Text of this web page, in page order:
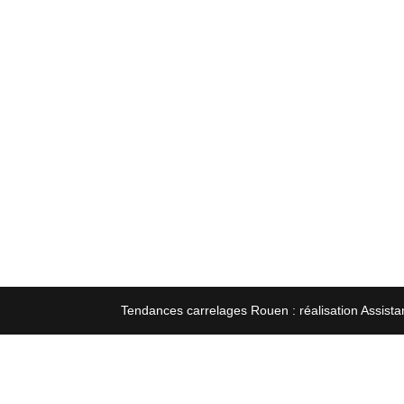
Tendances carrelages Rouen : réalisation